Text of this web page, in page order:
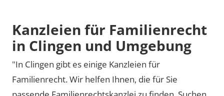
Kanzleien für Familienrecht
in Clingen und Umgebung
"In Clingen gibt es einige Kanzleien für
Familienrecht. Wir helfen Ihnen, die für Sie